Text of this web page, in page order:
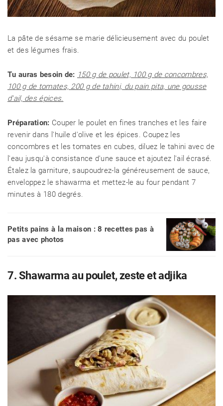
La pâte de sésame se marie délicieusement avec du poulet
et des légumes frais.
Tu auras besoin de: 150 g de poulet, 100 g de concombres,
100 g de tomates, 200 g de tahini, du pain pita, une gousse
d'ail, des épices.
Préparation: Couper le poulet en fines tranches et les faire
revenir dans l'huile d'olive et les épices. Coupez les
concombres et les tomates en cubes, diluez le tahini avec de
l'eau jusqu'à consistance d'une sauce et ajoutez l'ail écrasé.
Étalez la garniture, saupoudrez-la généreusement de sauce,
enveloppez le shawarma et mettez-le au four pendant 7
minutes à 180 degrés.
Petits pains à la maison : 8 recettes pas à
pas avec photos
7. Shawarma au poulet, zeste et adjika